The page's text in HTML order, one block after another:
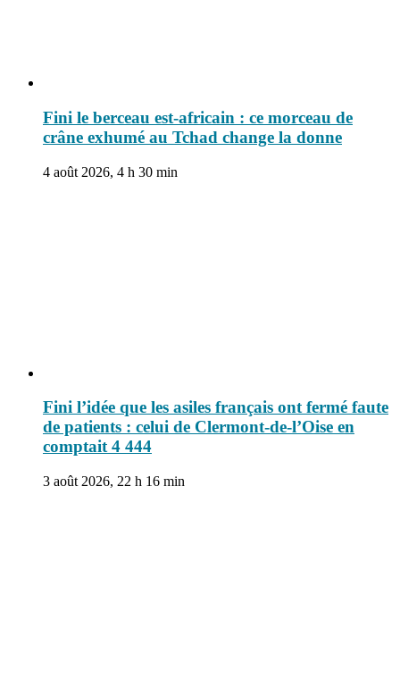
Fini le berceau est-africain : ce morceau de
crâne exhumé au Tchad change la donne
4 août 2026, 4 h 30 min
Fini l’idée que les asiles français ont fermé faute
de patients : celui de Clermont-de-l’Oise en
comptait 4 444
3 août 2026, 22 h 16 min